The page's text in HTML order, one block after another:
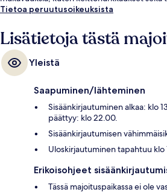
Tietoa peruutusoikeuksista
Lisätietoja tästä
Yleistä
Saapuminen/lähteminen
Sisäänkirjautuminen alkaa: klo
päättyy: klo 22.00.
Sisäänkirjautumisen
Uloskirjautuminen tapahtuu klo
Erikoisohjeet
Tässä majoituspaikassa ei ole